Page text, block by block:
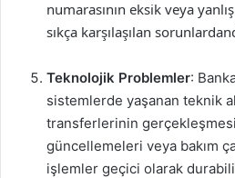
numarasının eksik veya
sıkça karşılaşılan
Teknolojik Problemler:
sistemlerde yaşanan teknik
transferlerinin
güncellemeleri veya bakım
işlemler geçici olarak